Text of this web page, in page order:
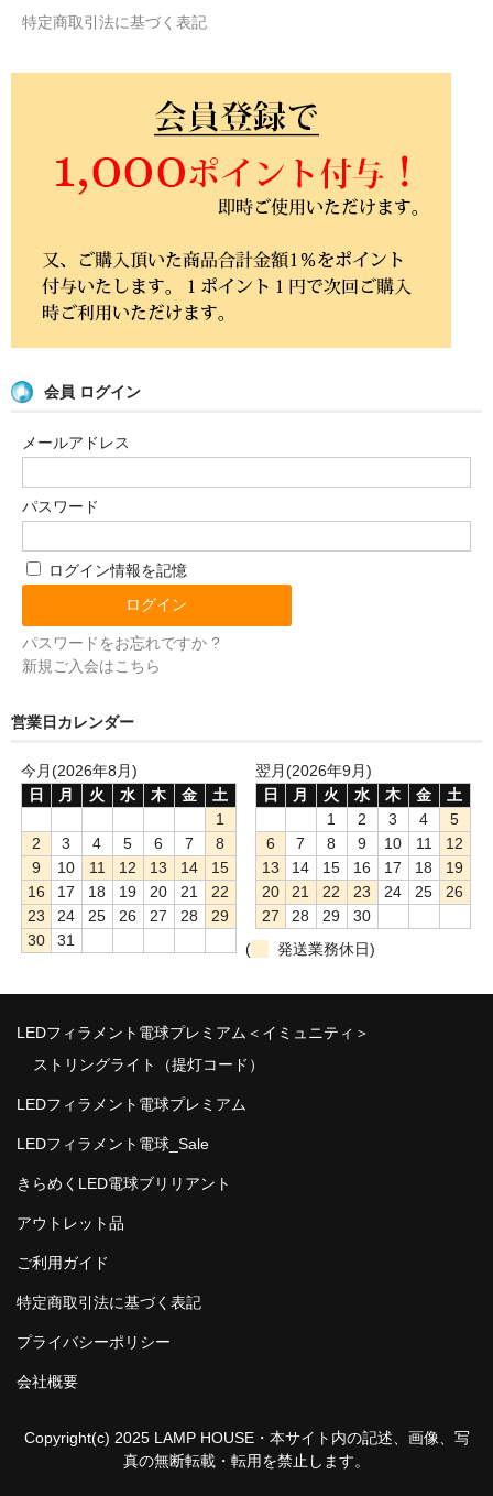
特定商取引法に基づく表記
会員 ログイン
メールアドレス
パスワード
ログイン情報を記憶
パスワードをお忘れですか ?
新規ご入会はこちら
営業日カレンダー
今月(2026年8月)
日
月 火 水 木 金
土
1
2
3 4 5 6 7
8
9
10 11 12 13 14
15
16
17 18 19 20 21
22
23
24 25 26 27 28
29
30
31
翌月(2026年9月)
日
月 火 水 木 金
土
1
2 3 4
5
6
7 8 9 10 11
12
13
14 15 16 17 18
19
20
21 22 23 24 25
26
27
28 29
30
(
発送業務休日)
LEDフィラメント電球プレミアム＜イミュニティ＞
ストリングライト（提灯コード）
LEDフィラメント電球プレミアム
LEDフィラメント電球_Sale
きらめくLED電球ブリリアント
アウトレット品
ご利用ガイド
特定商取引法に基づく表記
プライバシーポリシー
会社概要
Copyright(c) 2025 LAMP HOUSE・本サイト内の記述、画像、写
真の無断転載・転用を禁止します。